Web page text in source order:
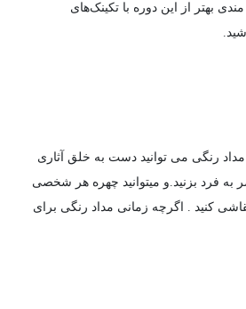
بهتر از این دوره با تکینک‌های
مداد رنگی می توانید دست به خلق آثاری
به فرد بزنید.و میتوانید چهره هر شخصی
کنید . اگرچه زمانی مداد رنگی برای
مداد رنگی بین هنرمندان و علاقه مندان